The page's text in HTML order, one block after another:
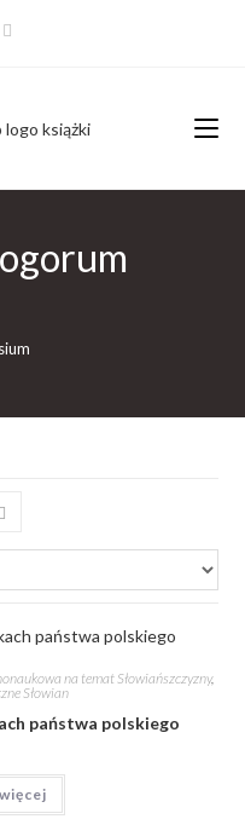
na temat Słowiańszczyzny,
Słowian
państwa polskiego